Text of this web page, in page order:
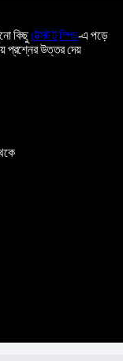
কিছুটেক্সট টু স্পিচ-এ পড়ে
প্রশ্নের উত্তর দেয়